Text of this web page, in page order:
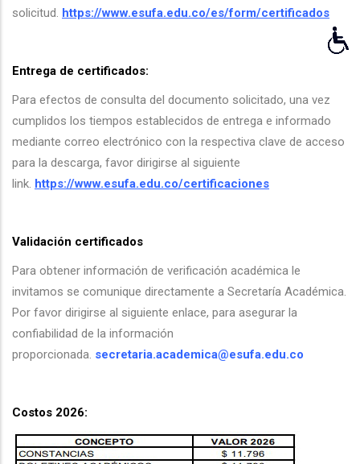
solicitud. https://www.esufa.edu.co/es/form/certificados
Entrega de certificados:
Para efectos de consulta del documento solicitado, una vez
cumplidos los tiempos establecidos de entrega e informado
mediante correo electrónico con la respectiva clave de acceso
para la descarga, favor dirigirse al siguiente
link. https://www.esufa.edu.co/certificaciones
Validación certificados
Para obtener información de verificación académica le
invitamos se comunique directamente a Secretaría Académica.
Por favor dirigirse al siguiente enlace, para asegurar la
confiabilidad de la información
proporcionada. secretaria.academica@esufa.edu.co
Costos 2026: